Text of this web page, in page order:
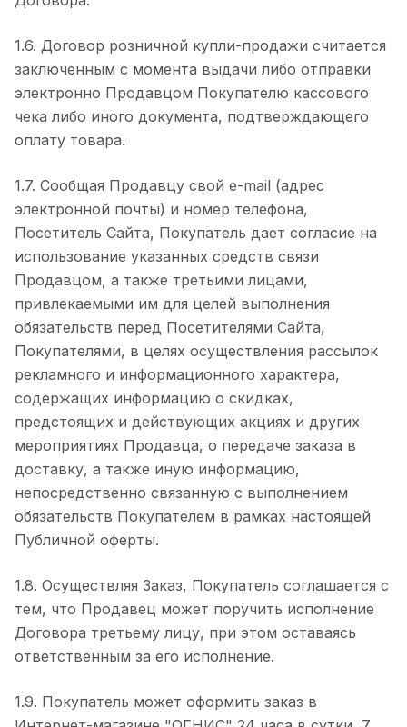
1.6. Договор розничной купли-продажи считается
заключенным с момента выдачи либо отправки
электронно Продавцом Покупателю кассового
чека либо иного документа, подтверждающего
оплату товара.
1.7. Сообщая Продавцу свой e-mail (адрес
электронной почты) и номер телефона,
Посетитель Сайта, Покупатель дает согласие на
использование указанных средств связи
Продавцом, а также третьими лицами,
привлекаемыми им для целей выполнения
обязательств перед Посетителями Сайта,
Покупателями, в целях осуществления рассылок
рекламного и информационного характера,
содержащих информацию о скидках,
предстоящих и действующих акциях и других
мероприятиях Продавца, о передаче заказа в
доставку, а также иную информацию,
непосредственно связанную с выполнением
обязательств Покупателем в рамках настоящей
Публичной оферты.
1.8. Осуществляя Заказ, Покупатель соглашается с
тем, что Продавец может поручить исполнение
Договора третьему лицу, при этом оставаясь
ответственным за его исполнение.
1.9. Покупатель может оформить заказ в